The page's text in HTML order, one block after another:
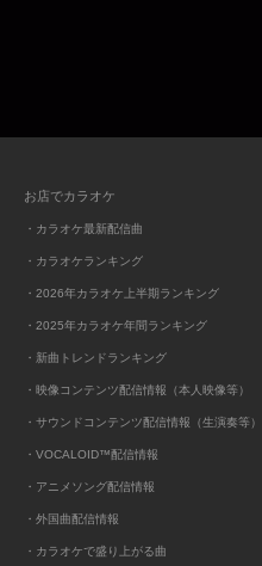
お店でカラオケ
・カラオケ最新配信曲
・カラオケランキング
・2026年カラオケ上半期ランキング
・2025年カラオケ年間ランキング
・新曲トレンドランキング
・映像コンテンツ配信情報（本人映像等）
・サウンドコンテンツ配信情報（生演奏等）
・VOCALOID™配信情報
・アニメソング配信情報
・外国曲配信情報
・カラオケで盛り上がる曲